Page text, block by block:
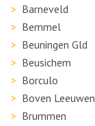
Barneveld
Bemmel
Beuningen Gld
Beusichem
Borculo
Boven Leeuwen
Brummen